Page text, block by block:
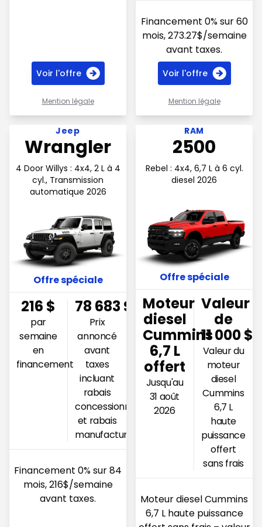
Voir l'offre
Mention légale
Financement 0% sur 60
mois, 273.27$/semaine
avant taxes.
Voir l'offre
Mention légale
Voir l'offre 216$ par semaine en financement
Jeep
Wrangler
4 Door Willys : 4x4, 2 L à 4
cyl., Transmission
automatique 2026
Offre spéciale
216 $
par
semaine
en
financement
78 683$
Prix
annoncé
avant
taxes
incluant
rabais
concessionnaire
et rabais
manufacturier
Financement 0% sur 84
mois, 216$/semaine
avant taxes.
Voir l'offre Moteur diesel
RAM
2500
Rebel : 4x4, 6,7 L à 6 cyl.
diesel 2026
Offre spéciale
Moteur
diesel
Cummins
6,7 L
offert
Jusqu'au
31 août
2026
Valeur
de
11 000 $
Valeur du
moteur
diesel
Cummins
6,7 L
haute
puissance
offert
sans frais
Moteur diesel Cummins
6,7 L haute puissance